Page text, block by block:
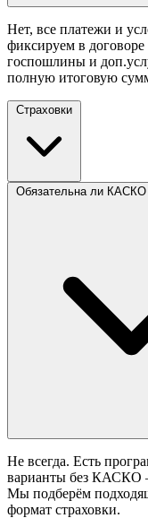
Нет, все платежи и
фиксируем в договоре
госпошлины и
полную итоговую
Страховки
Обязательна ли КАСКО
Не всегда. Есть
варианты без КАСКО
Мы подберём
формат страховки.